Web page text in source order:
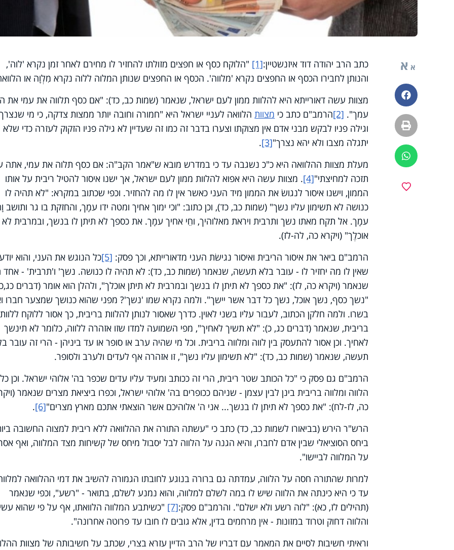
א א
פייסבוק
הדפסה
ווטסאפ
כתב הרב יהודה דוד איזנשטיין:[1] "הלוקח כסף או חפצים מזולתו להחזיר לו מחירם לאחר זמן נקרא 'לוה',
והנותן לחבירו הכסף או החפצים נקרא 'מלווה'. הכסף או החפצים שנותן המלוה ללוה נקרא מִלְוָה או
מצוות עשה דאורייתא היא להלוות ממון לעם ישראל, שנאמר (שמות כב, כד): "אם כסף תלווה את עמי את
עמך". [2]הרמב"ם כתב כי מצוותהלוואה לעניי ישראל היא "חמורה וחובה יותר ממצות צדקה, כי מי שנצרך
וגילה פניו לבקש מבני אדם אין מצוקתו וצערו בדבר זה כמו זה שעדיין לא גילה פניו הזקוק לעזרה כדי שלא
יתגלה מצבו ולא יהא נצרך"[3]
.
מעלת מצוות ההלוואה היא כ"כ נשגבה עד כי במדרש מובא ש"אמר הקב"ה: אם כסף תלוה את עמי, אתה
תזכה למחיצתי"[4]
. מצוות עשה היא אפוא להלוות ממון לעם ישראל, אך ישנו איסור להטיל ריבית על אותו
הממון, וישנו איסור לנגושֹ את הממון מיד העני כאשר אין לו מה להחזיר. וכפי שכתוב במקרא: "לא תהיה לו
כנושה לא תשימון עליו נשך" (שמות כב, כד), וכן כתוב: "וכי ימוך אחיך ומטה ידו עמָך, והחזקת בו גר ותושב
עמָך. אל תקח מאתו נשך ותרבית ויראת מאלוהיך, וחֵי אחיך עמָך. את כספך לא תיתן לו בנשך, ובמרבית לא
אוכלֶך" (ויקרא כה, לה-לז).
הרמב"ם ביאר את איסור הריבית ואיסור נגישֹת העני מדאורייתא, וכך פסק: [5]כל הנוגש את העני, והוא
שאין לו מה יחזיר לו - עובר בלא תעשה, שנאמר (שמות כב, כד): לא תהיה לו כנושה. נשך' ו'תרבית' - אחד
שנאמר (ויקרא כה, לז): "את כספך לא תיתן לו בנשך ובמרבית לא תיתן אוכלך", ולהלן הוא אומר (דברים
"נשך כסף, נשך אוכל, נשך כל דבר אשר יישך". ולמה נקרא שמו 'נשך'? מפני שהוא כנושך שמצער חברו
בשרו. ולמה חלקן הכתוב, לעבור עליו בשני לאוין. כדרך שאסור לנותן להלוות בריבית, כך אסור ללוקח ללוות
בריבית, שנאמר (דברים כג, כ): "לא תשיך לאחיך", מפי השמועה למדו שזו אזהרה ללווה, כלומר לא תינשך
לאחיך. וכן אסור להתעסק בין לווה ומלווה בריבית. וכל מי שהיה ערב או סופר או עד ביניהן - הרי זה עובר
תעשה, שנאמר (שמות כב, כד): "לא תשימון עליו נשך", זו אזהרה אף לעדים ולערב ולסופר.
הרמב"ם גם פסק כי "כל הכותב שטר ריבית, הרי זה ככותב ומעיד עליו עדים שכפר בה' אלוהי ישראל. וכן כל
הלווה ומלווה בריבית בינן לבין עצמן - שניהם ככופרים בה' אלוהי ישראל, וכפרו ביציאת מצרים שנאמר
כה, לז-לח): "את כספך לא תיתן לו בנשך... אני ה' אלוהיכם אשר הוצאתי אתכם מארץ מצרים"[6]
.
הרש"ר הירש (בביאורו לשמות כב, כד) כתב כי "עשתה התורה את ההלוואה ללא ריבית למצוה החשובה
ביחס הסוציאלי שבין אדם לחברו, והיא הגנה על הלווה לבל יסבול מיחס של קשיחות מצד המלווה, ואף
על המלווה לביישו".
למרות שהתורה חסה על הלווה, עמדתה גם ברורה בנוגע לחובתו הגמורה להשיב את דמי ההלוואה
עד כי היא כינתה את הלווה שיש לו במה לשלם למלווה, והוא נמנע לשלם, בתואר - "רשע", וכפי שנאמר
(תהילים לז, כא): "לוה רשע ולא ישלם". והרמב"ם פסק:[7] "כשיתבע המלווה הלוואתו, אף על פי שהוא
והלווה דחוק וטרוד במזונות - אין מרחמים בדין, אלא גובים לו חובו עד פרוטה אחרונה".
וראיתי חשיבות לסיים את המאמר עם דבריו של הרב הדיין עזרא בצרי, שכתב על חשיבותה של מצוות